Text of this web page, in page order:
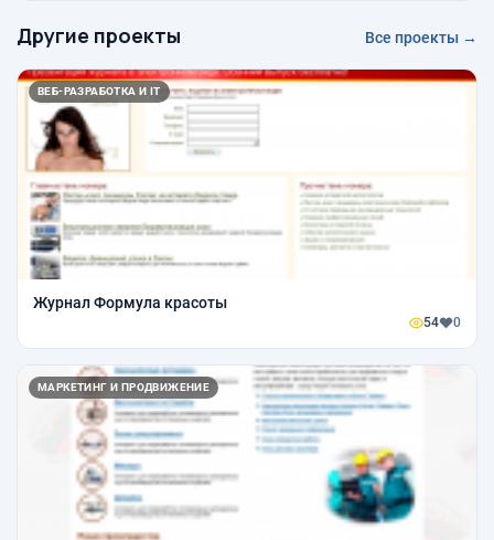
Другие проекты Все проекты →
ВЕБ-РАЗРАБОТКА И IT
Журнал Формула красоты
54 0
МАРКЕТИНГ И ПРОДВИЖЕНИЕ